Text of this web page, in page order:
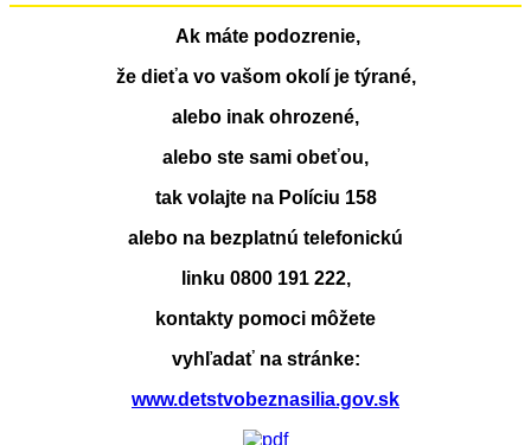
Ak máte podozrenie,
že dieťa vo vašom okolí je týrané,
alebo inak ohrozené,
alebo ste sami obeťou,
tak volajte na Políciu 158
alebo na bezplatnú telefonickú
linku 0800 191 222,
kontakty pomoci môžete
vyhľadať na stránke:
www.detstvobeznasilia.gov.sk